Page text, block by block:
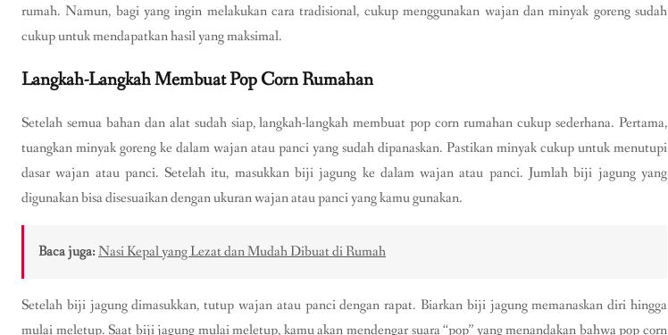
rumah. Namun, bagi yang ingin melakukan cara tradisional, cukup menggunakan wajan dan minyak goreng sudah
cukup untuk mendapatkan hasil yang maksimal.
Langkah-Langkah Membuat Pop Corn Rumahan
Setelah semua bahan dan alat sudah siap, langkah-langkah membuat pop corn rumahan cukup sederhana. Pertama,
tuangkan minyak goreng ke dalam wajan atau panci yang sudah dipanaskan. Pastikan minyak cukup untuk menutupi
dasar wajan atau panci. Setelah itu, masukkan biji jagung ke dalam wajan atau panci. Jumlah biji jagung yang
digunakan bisa disesuaikan dengan ukuran wajan atau panci yang kamu gunakan.
Baca juga:Nasi Kepal yang Lezat dan Mudah Dibuat di Rumah
Setelah biji jagung dimasukkan, tutup wajan atau panci dengan rapat. Biarkan biji jagung memanaskan diri hingga
mulai meletup. Saat biji jagung mulai meletup, kamu akan mendengar suara “pop” yang menandakan bahwa pop corn